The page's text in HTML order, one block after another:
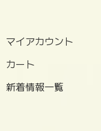
マイアカウント
カート
新着情報一覧